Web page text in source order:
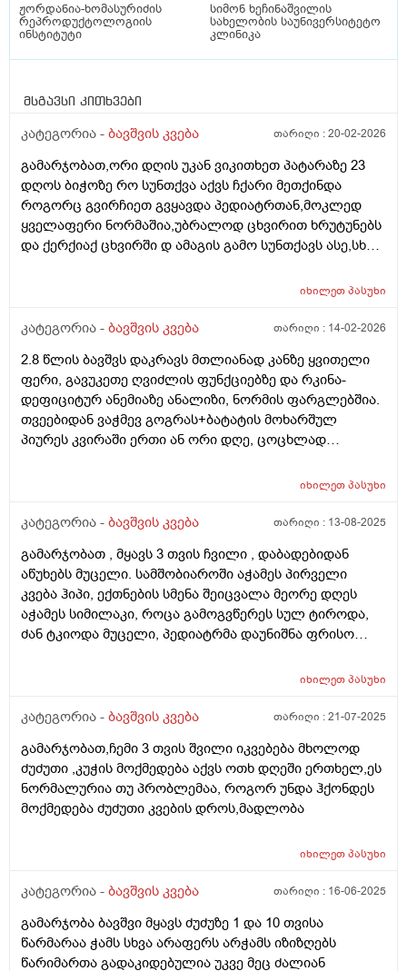
ჟორდანია-ხომასურიძის
რეპროდუქტოლოგიის
ინსტიტუტი
სიმონ ხეჩინაშვილის
სახელობის საუნივერსიტეტო
კლინიკა
მსგავსი კითხვები
კატეგორია - ბავშვის კვება თარიღი :20-02-2026
გამარჯობათ,ორი დღის უკან ვიკითხეთ პატარაზე 23
დღოს ბიჭოზე რო სუნთქვა აქვს ჩქარი მეთქინდა
როგორც გვირჩიეთ გვყავდა პედიატრთან,მოკლედ
ყველაფერი ნორმაშია,უბრალოდ ცხვირით ხრუტუნებს
და ქერქიაქ ცხვირში დ ამაგის გამო სუნთქავს ასე,სხვა
დღის 4.600 დღეს ავწონეთ,ჭამს სიმილაკ გოლდ 1.
კიდევ უნდა,ამ საღამოთი არაფრით არ დაიძინა,90
სოსკას ისე წოვს ლამის გახიოს და ასეთ დროს 120 გრ
რო მივცეთ რამე დაშავდება?როცა მივეცით 120 გრ
შეჭამა და კაი ნაქეიფარივით გატრუნული იყო და
ეძინა კარგად,რას გვირჩევთ არ აღებინებს და
პირიქით ეძებს და გადავიყვანოთ პირდაპირ 120
როგორ ჯობია?და რას იტყვით კიდევ სიმილაკი
ორი ჭამა?ახალ დაბადებულზე მიცეს კლინიკაში და
დაკრისტალებული გავიდა კუჭშიო და ვერ მოინელაო
და ახლა ისეა რო არც ბოთლებს იწუნებს ნებისმიერი
სოსკიდან ჭამს ოღონდ ვაჭამოთ,პედიატრმა კი
გვითხრა ისე რო ცოტა ბევრიაო 120 გრამიო მაგრამ
გიჟადაა ქცეული და რავქნაათ?
იხილეთპასუხი
კატეგორია - ბავშვის კვება თარიღი : 14-02-2026
2.8 წლის ბავშვს დაკრავს მთლიანად კანზე ყვითელი
ფერი, გავუკეთე ღვიძლის ფუნქციებზე და რკინა-
დეფიციტურ ანემიაზე ანალიზი, ნორმის ფარგლებშია.
თვეებიდან ვაჭმევ გოგრას+ბატატის მოხარშულ
პიურეს კვირაში ერთი ან ორი დღე, ცოცხლად
სეზონზე მანდარინსაც საკმაოდ ბევრს მიირთმევდა.
სხვა რამე ანალიზი გავუკეთო კიდევ? ბავშვი აქტიურია
იხილეთპასუხი
კატეგორია - ბავშვის კვება თარიღი : 13-08-2025
გამარჯობათ , მყავს 3 თვის ჩვილი , დაბადებიდან
აწუხებს მუცელი. სამშობიაროში აჭამეს პირველი
კვება ჰიპი, ექთნების სმენა შეიცვალა მეორე დღეს
აჭამეს სიმილაკი, როცა გამოგვწერეს სულ ტიროდა,
ძან ტკიოდა მუცელი, პედიატრმა დაუნიშნა ფრისო
კურკლებივით გადიოდა ბავშვი, დაუნიშნა პეპ აცე, პეპ
კომფორტ არ, ჰიპის კომფორტიც ვაჭამე,
გააგიჟა. გაზების წამლები უარეს უშვრება. და ბოლოს
ფრისო მულტიო მიიღო კარგად, გაზები ისევ აწუხებს
მაგრამ არ ტირის, ვაჭმევ ფრისო მულტიოს 2 თვიდან.
თხის რძეს აქებს ბევრი და როგორია??? . ორი კვირაა
ხმები და ბოლომდე არ ჭამდა, პედიატრმა დაუნიშნა
ერთი დღე მხოლოდ ერთხელ დღეში და დაიწყო ჭამა,
ათი დღის მერე ისევ ისე დაიწყო, დავალევინე კიდევ
და ჭამს ხუთი დღეა გასული, სულ ორჯერ მივეცი
ქვამატელი და ანოტაციაში წავიკითხე რომ
იხილეთპასუხი
კატეგორია - ბავშვის კვება თარიღი :21-07-2025
გამარჯობათ,ჩემი 3 თვის შვილი იკვებება მხოლოდ
ძუძუთი ,კუჭის მოქმედება აქვს ოთხ დღეში ერთხელ,ეს
ნორმალურია თუ პრობლემაა, როგორ უნდა ჰქონდეს
მოქმედება ძუძუთი კვების დროს,მადლობა
იხილეთპასუხი
კატეგორია - ბავშვის კვება თარიღი : 16-06-2025
გამარჯობა ბავშვი მყავს ძუძუზე 1 და 10 თვისა
წარმარაა ჭამს სხვა არაფერს არჭამს იზიზღებს
წარიმართა გადაკიდებულია უკვე მეც ძალიან